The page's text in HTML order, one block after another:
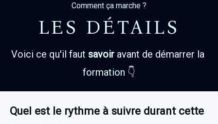
Comment ça marche ?
LES DÉTAILS
Voici ce qu'il faut savoir avant de démarrer la
formation 👇
Quel est le rythme à suivre durant cette